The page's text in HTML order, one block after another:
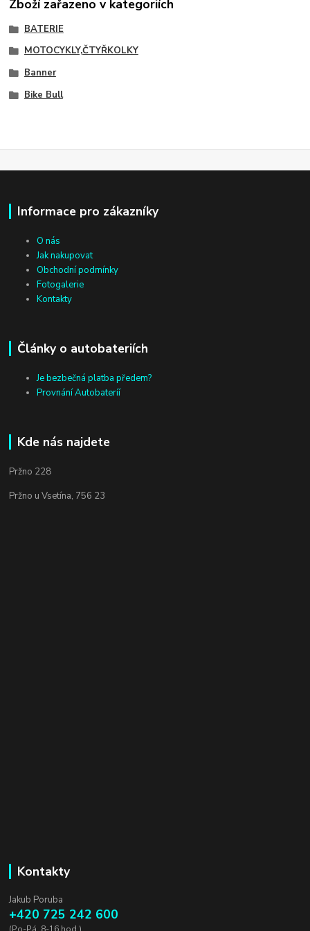
Zboží zařazeno v kategoriích
BATERIE
MOTOCYKLY,ČTYŘKOLKY
Banner
Bike Bull
Informace pro zákazníky
O nás
Jak nakupovat
Obchodní podmínky
Fotogalerie
Kontakty
Články o autobateriích
Je bezbečná platba předem?
Provnání Autobateríí
Kde nás najdete
Pržno 228
Pržno u Vsetína, 756 23
Kontakty
Jakub Poruba
+420 725 242 600
(Po-Pá, 8-16 hod.)